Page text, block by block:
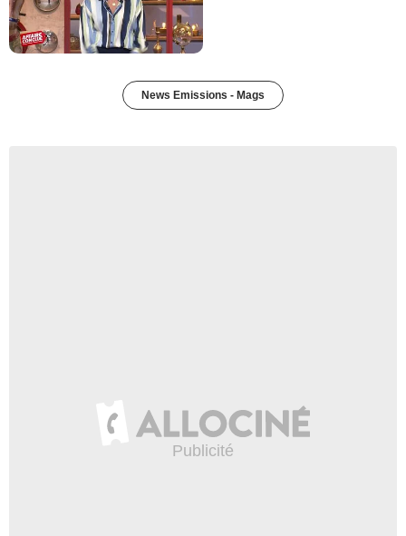
News Emissions - Mags